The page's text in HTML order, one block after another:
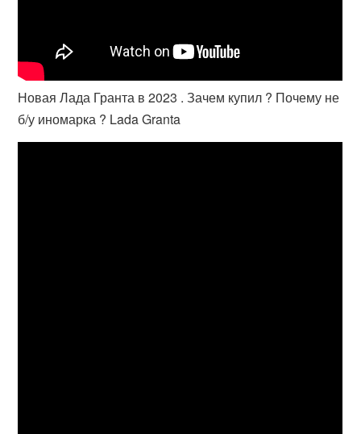
Новая Лада Гранта в 2023 . Зачем купил ? Почему не
б/у иномарка ? Lada Granta